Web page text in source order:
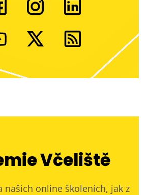
Včeliště
našich online školeních, jak z